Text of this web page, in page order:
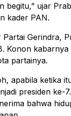
begitu,” ujar
kader PAN.
Partai Gerindra,
Konon
partainya.
apabila ketika
presiden ke-
bahwa